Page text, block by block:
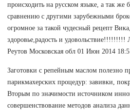
происходить на русском языке, а так же
сравнению с другими зарубежными
огромное за такой чудесный рецепт
здоровье,радость и удовольствие!!!!!!!!!
Реутов Московская обл 01 Июн 2014
Заготовки с репейным маслом полезно
парикмахерских процедур: завивки,
Вторым по значимости источником
совершенствование методов анализа